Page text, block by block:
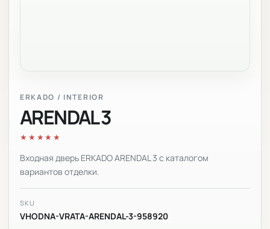
ERKADO / INTERIOR
ARENDAL 3
★★★★★
Входная дверь ERKADO ARENDAL 3 с каталогом
вариантов отделки.
SKU
VHODNA-VRATA-ARENDAL-3-958920